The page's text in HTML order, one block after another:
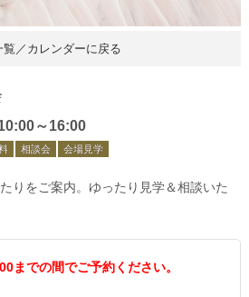
覧／カレンダーに戻る
～16:00
相談会 会場見学
りをご案内。ゆったり見学＆相談いた
までの間でご予約ください。